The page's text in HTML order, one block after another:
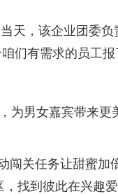
天，该企业团委负
们有需求的员工报
男女嘉宾带来更
关任务让甜蜜加
找到彼此在兴趣